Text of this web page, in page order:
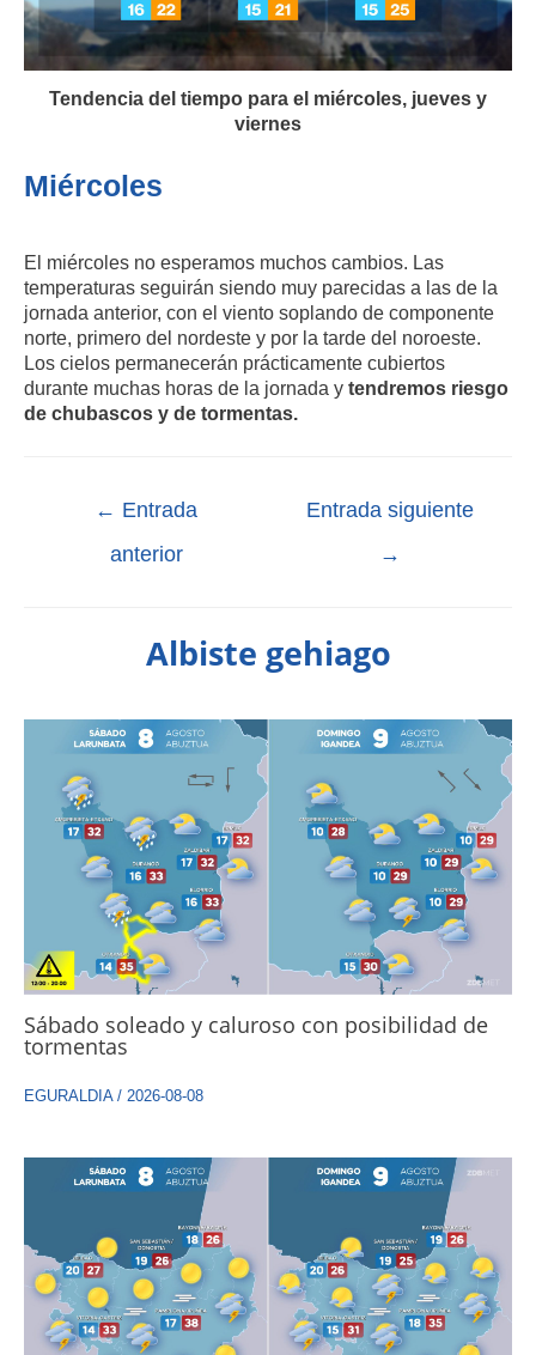
Tendencia del tiempo para el miércoles, jueves y
viernes
Miércoles
El miércoles no esperamos muchos cambios. Las
temperaturas seguirán siendo muy parecidas a las de la
jornada anterior, con el viento soplando de componente
norte, primero del nordeste y por la tarde del noroeste.
Los cielos permanecerán prácticamente cubiertos
durante muchas horas de la jornada y tendremos riesgo
de chubascos y de tormentas.
← Entrada
anterior
Entrada siguiente
→
Albiste gehiago
Sábado soleado y caluroso con posibilidad de
tormentas
EGURALDIA/ 2026-08-08